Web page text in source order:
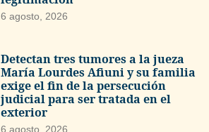
6 agosto, 2026
Detectan tres tumores a la jueza
María Lourdes Afiuni y su familia
exige el fin de la persecución
judicial para ser tratada en el
exterior
6 agosto, 2026